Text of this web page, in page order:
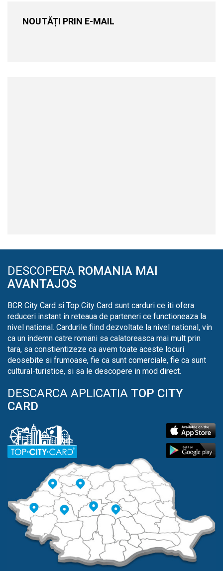
NOUTĂȚI PRIN E-MAIL
DESCOPERA ROMANIA MAI
AVANTAJOS
BCR City Card si Top City Card sunt carduri ce iti ofera
reduceri instant in reteaua de parteneri ce functioneaza la
nivel national. Cardurile fiind dezvoltate la nivel national, vin
ca un indemn catre romani sa calatoreasca mai mult prin
tara, sa constientizeze ca avem toate aceste locuri
deosebite si frumoase, fie ca sunt comerciale, fie ca sunt
cultural-turistice, si sa le descopere in mod direct.
DESCARCA APLICATIA TOP CITY
CARD